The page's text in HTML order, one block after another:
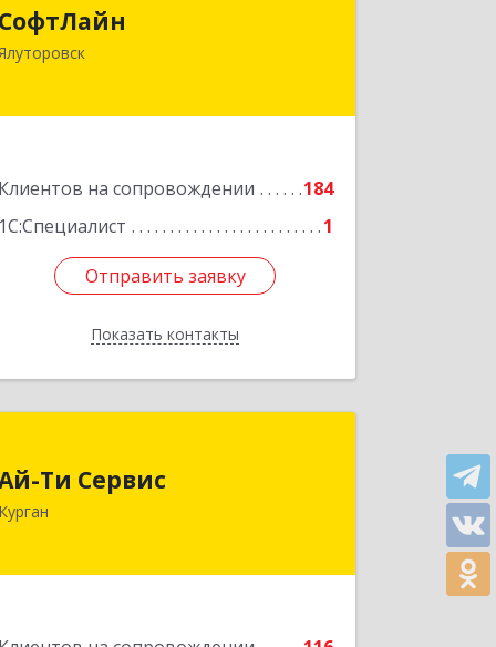
СофтЛайн
Клиентов на сопровождении
184
1С:Специалист
1
Отправить заявку
Показать контакты
627010, Тюменская обл, Ялуторовский
р-н, Ялуторовск г, Ленина ул, дом №
Отправить заявку
Назад
Ти Сервис
Курган
640032, Курганская обл, г.о. Город
Курган, Курган г, Бажова ул, дом № 49,